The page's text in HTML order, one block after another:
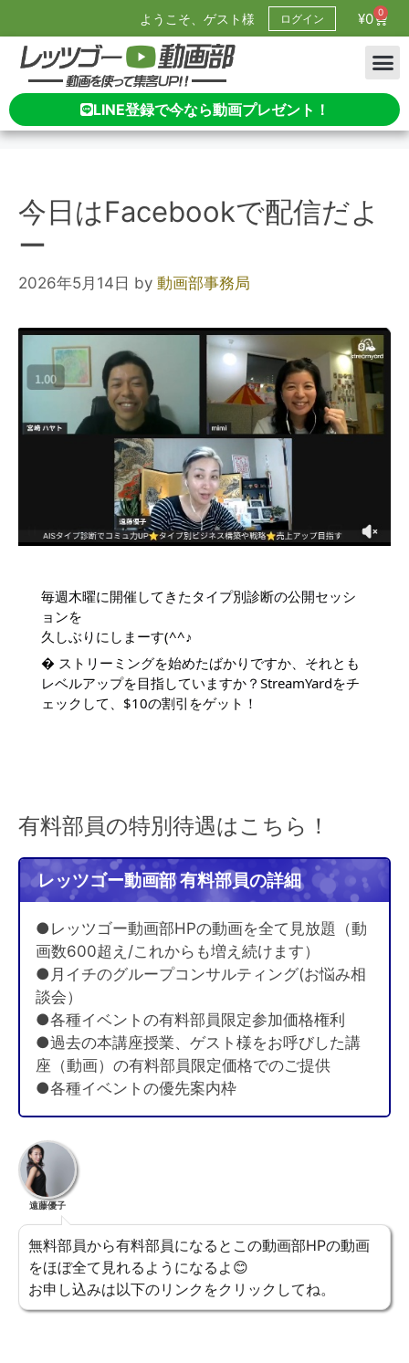
ようこそ、ゲスト様 ログイン ¥0 0
LINE登録で今なら動画プレゼント！
今日はFacebookで配信だよ
ー
2026年5月14日 by 動画部事務局
毎週木曜に開催してきたタイプ別診断の公開セッシ
ョンを
久しぶりにしまーす(^^♪
� ストリーミングを始めたばかりですか、それとも
レベルアップを目指していますか？StreamYardをチ
ェックして、$10の割引をゲット！
有料部員の特別待遇はこちら！
レッツゴー動画部 有料部員の詳細
●レッツゴー動画部HPの動画を全て見放題（動
画数600超え/これからも増え続けます）
●月イチのグループコンサルティング(お悩み相
談会）
●各種イベントの有料部員限定参加価格権利
●過去の本講座授業、ゲスト様をお呼びした講
座（動画）の有料部員限定価格でのご提供
●各種イベントの優先案内枠
遠藤優子
無料部員から有料部員になるとこの動画部HPの動画
をほぼ全て見れるようになるよ😊
お申し込みは以下のリンクをクリックしてね。